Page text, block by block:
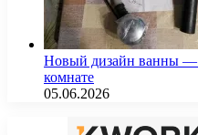
Новый дизайн ванны —
комнате
05.06.2026